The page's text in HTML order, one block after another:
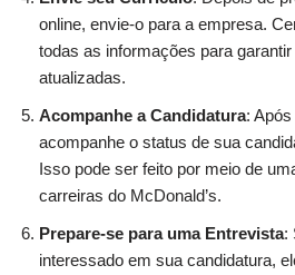
online, envie-o para a empresa.
todas as informações para
atualizadas.
Acompanhe a Candidatura:
acompanhe o status de sua
Isso pode ser feito por meio de
carreiras do McDonald’s.
Prepare-se para uma Entrevista:
interessado em sua candidatura,